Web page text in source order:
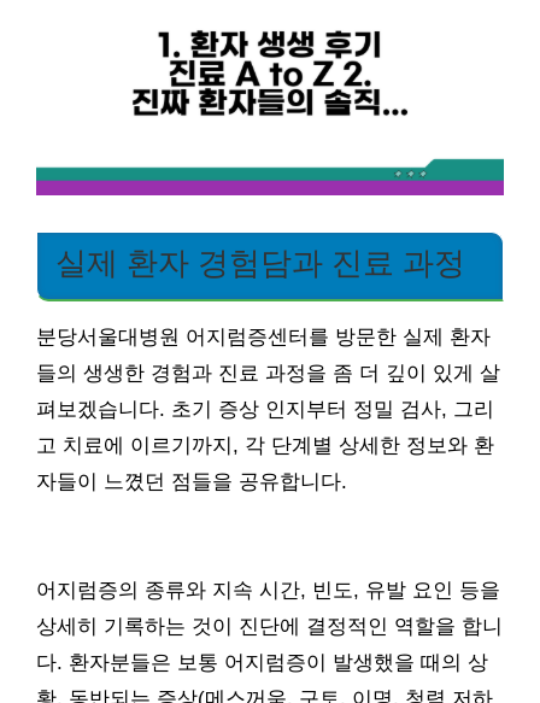
실제 환자 경험담과 진료 과정
분당서울대병원 어지럼증센터를 방문한 실제 환자
들의 생생한 경험과 진료 과정을 좀 더 깊이 있게 살
펴보겠습니다. 초기 증상 인지부터 정밀 검사, 그리
고 치료에 이르기까지, 각 단계별 상세한 정보와 환
자들이 느꼈던 점들을 공유합니다.
어지럼증의 종류와 지속 시간, 빈도, 유발 요인 등을
상세히 기록하는 것이 진단에 결정적인 역할을 합니
다. 환자분들은 보통 어지럼증이 발생했을 때의 상